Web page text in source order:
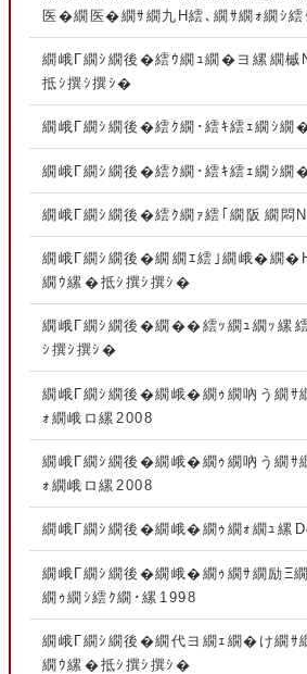
医�繝医�繝ｻ繝九Η繧､繝ｻ繝ｫ繝ｼ繧
繝峨Γ繝ｼ繝後�繧ｳ繝ｭ繝�ヨ縲繝槭Ν
抵ｼ撰ｼ撰ｼ�
繝峨Γ繝ｼ繝後�繧ｸ繝･繧ｷ繧ｪ繝ｼ繝
繝峨Γ繝ｼ繝後�繧ｸ繝･繧ｷ繧ｪ繝ｼ繝
繝峨Γ繝ｼ繝後�繧ｸ繝ｧ繧｢繝阪繝
繝峨Γ繝ｼ繝後�繝繝ｴ繧｣繝峨�繝
繝ｳ縲�抵ｼ撰ｼ撰ｼ�
繝峨Γ繝ｼ繝後�繝��繧ｯ繝ｭ繝ｯ縲
ｼ撰ｼ撰ｼ�
繝峨Γ繝ｼ繝後�繝峨�繝ｩ繝吶う繝ｻ
ｫ繝峨ロ縲2008
繝峨Γ繝ｼ繝後�繝峨�繝ｩ繝吶う繝ｻ
ｫ繝峨ロ縲2008
繝峨Γ繝ｼ繝後�繝峨�繝ｩ繝ｫ繝ｭ縲
繝峨Γ繝ｼ繝後�繝峨�繝ｩ繝ｻ繝励Ξ
繝ｩ繝ｼ繧ｸ繝･縲1998
繝峨Γ繝ｼ繝後�繝代ヨ繝ｪ繝�け繝ｻ
繝ｳ縲�抵ｼ撰ｼ撰ｼ�